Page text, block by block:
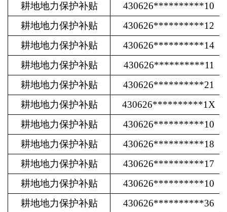
耕地地力保护补贴
430626**********10
耕地地力保护补贴
430626**********12
耕地地力保护补贴
430626**********14
耕地地力保护补贴
430626**********11
耕地地力保护补贴
430626**********21
耕地地力保护补贴
430626**********1X
耕地地力保护补贴
430626**********10
耕地地力保护补贴
430626**********18
耕地地力保护补贴
430626**********17
耕地地力保护补贴
430626**********10
耕地地力保护补贴
430626**********36